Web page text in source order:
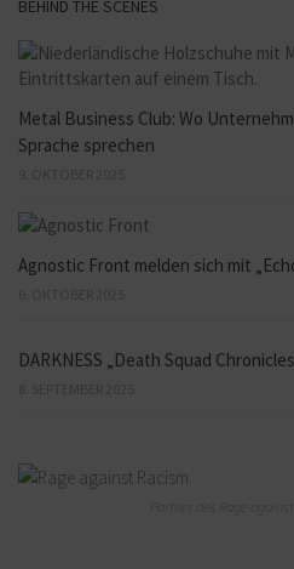
BEHIND THE SCENES
Metal Business Club: Wo
Sprache sprechen
Agnostic Front melden sich mit
DARKNESS „Death Squad